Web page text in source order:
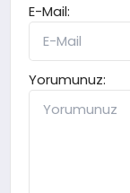
E-Mail:
Yorumunuz: